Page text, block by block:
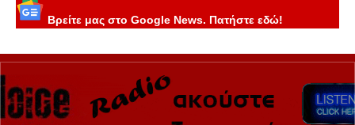
Βρείτε μας στο Google News. Πατήστε εδώ!